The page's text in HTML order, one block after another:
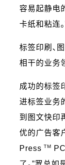
容易起静电
卡纸和粘连
标签印刷、
相干的业务
成功的标签
进标签业务
到图文快印
优的广告客
Press TM